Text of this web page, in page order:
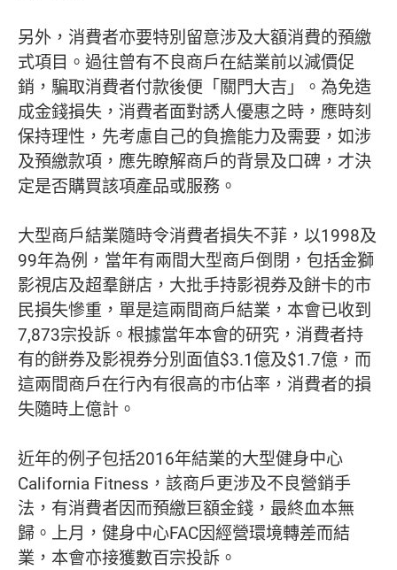
另外，消費者亦要特別留意涉及大額消費的預繳
式項目。過往曾有不良商戶在結業前以減價促
銷，騙取消費者付款後便「關門大吉」。為免造
成金錢損失，消費者面對誘人優惠之時，應時刻
保持理性，先考慮自己的負擔能力及需要，如涉
及預繳款項，應先瞭解商戶的背景及口碑，才決
定是否購買該項產品或服務。
大型商戶結業隨時令消費者損失不菲，以1998及
99年為例，當年有兩間大型商戶倒閉，包括金獅
影視店及超羣餅店，大批手持影視券及餅卡的市
民損失慘重，單是這兩間商戶結業，本會已收到
7,873宗投訴。根據當年本會的研究，消費者持
有的餅券及影視券分別面值$3.1億及$1.7億，而
這兩間商戶在行內有很高的市佔率，消費者的損
失隨時上億計。
近年的例子包括2016年結業的大型健身中心
California Fitness，該商戶更涉及不良營銷手
法，有消費者因而預繳巨額金錢，最終血本無
歸。上月，健身中心FAC因經營環境轉差而結
業，本會亦接獲數百宗投訴。